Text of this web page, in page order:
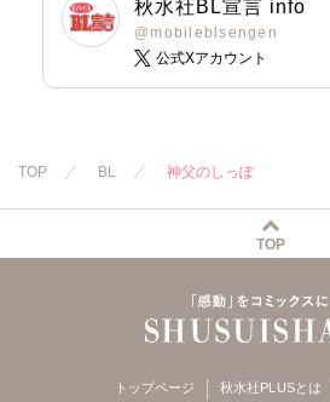
秋水社BL宣言 info
@mobileblsengen
公式Xアカウント
TOP BL 神父のしっぽ
TOP
トップページ 秋水社PLUSとは